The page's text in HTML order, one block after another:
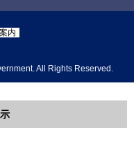
内
All Rights Reserved.